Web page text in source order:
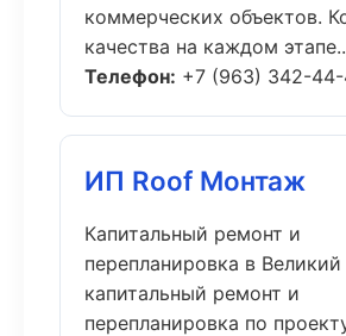
коммерческих объектов.
качества на каждом
Телефон: +7 (963) 342-
ИП Roof Монтаж
Капитальный ремонт и
перепланировка в
капитальный ремонт и
перепланировка по